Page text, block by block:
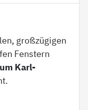
großzügigen
Fenstern
Karl-